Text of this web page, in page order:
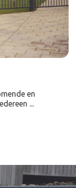
en
...